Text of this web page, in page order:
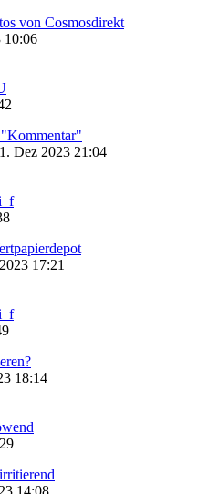
von Cosmosdirekt
10:06
Dez 2023 21:04
17:21
18:14
14:08